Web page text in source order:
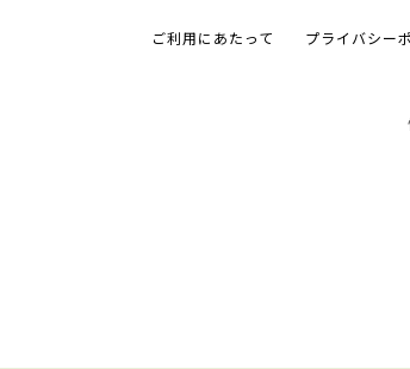
ご利用にあたって プライバシー